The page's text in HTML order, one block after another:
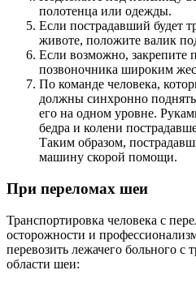
полотенца или одежды.
Если пострадавший будет
животе, положите валик
Если возможно, закрепите
позвоночника широким
По команде человека,
должны синхронно
его на одном уровне.
бедра и колени
Таким образом,
машину скорой помощи.
При переломах шеи
Транспортировка человека с
осторожности и
перевозить лежачего больного с
области шеи: